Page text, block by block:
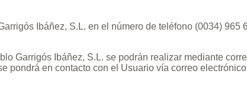
Ibáñez, S.L. en el número de teléfono (0034) 965
Garrigós Ibáñez, S.L. se podrán realizar mediante
pondrá en contacto con el Usuario vía correo